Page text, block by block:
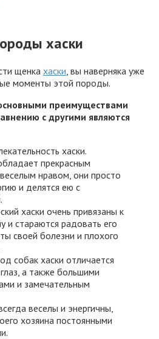
хаски
щенка хаски , вы наверняка уже
моменты этой породы.
преимуществами
с другими являются
хаски.
прекрасным
нравом, они просто
и делятся ею с
хаски очень привязаны к
и стараются радовать его
своей болезни и плохого
собак хаски отличается
а также большими
и замечательным
веселы и энергичны,
хозяина постоянными